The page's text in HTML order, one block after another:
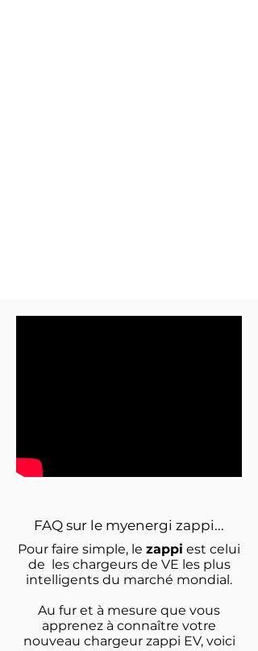
FAQ sur le myenergi zappi...
Pour faire simple, le zappi est celui
de les chargeurs de VE les plus
intelligents du marché mondial.
Au fur et à mesure que vous
apprenez à connaître votre
nouveau chargeur zappi EV, voici